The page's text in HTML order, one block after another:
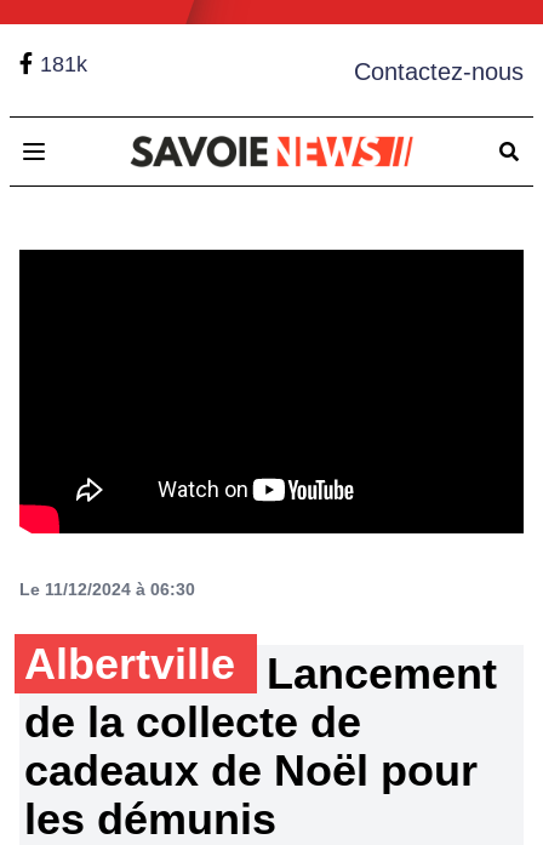
181k Contactez-nous
Open main menu
Le 11/12/2024 à 06:30
Albertville
Lancement
de la collecte de
cadeaux de Noël pour
les démunis